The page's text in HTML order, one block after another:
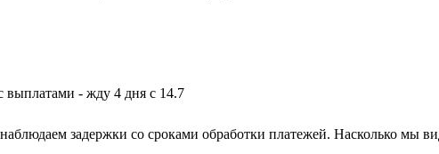
выплатами - жду 4 дня с 14.7
задержки со сроками обработки платежей. Насколько мы